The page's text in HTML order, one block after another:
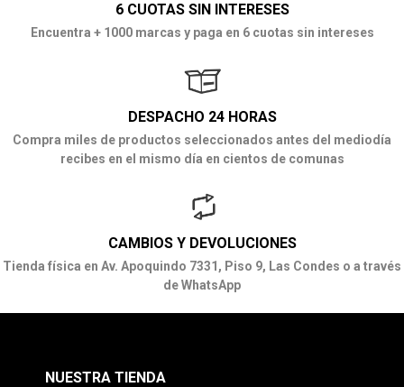
6 CUOTAS SIN INTERESES
Encuentra + 1000 marcas y paga en 6 cuotas sin intereses
DESPACHO 24 HORAS
Compra miles de productos seleccionados antes del mediodía
recibes en el mismo día en cientos de comunas
CAMBIOS Y DEVOLUCIONES
Tienda física en Av. Apoquindo 7331, Piso 9, Las Condes o a través
de WhatsApp
NUESTRA TIENDA